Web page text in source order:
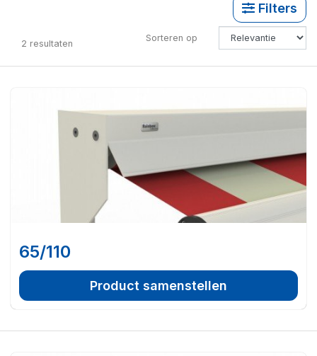
Filters
2 resultaten Sorteren op
65/110
Product samenstellen